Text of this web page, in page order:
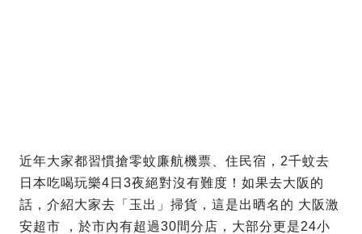
近年大家都習慣搶零蚊廉航機票、住民宿，2千蚊去
日本吃喝玩樂4日3夜絕對沒有難度！如果去大阪的
話，介紹大家去「玉出」掃貨，這是出晒名的 大阪激
安超市 ，於市內有超過30間分店，大部分更是24小